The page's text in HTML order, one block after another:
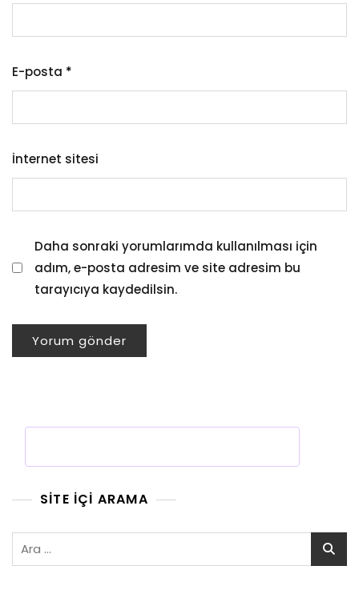
E-posta *
İnternet sitesi
Daha sonraki yorumlarımda kullanılması için
adım, e-posta adresim ve site adresim bu
tarayıcıya kaydedilsin.
SITE İÇI ARAMA